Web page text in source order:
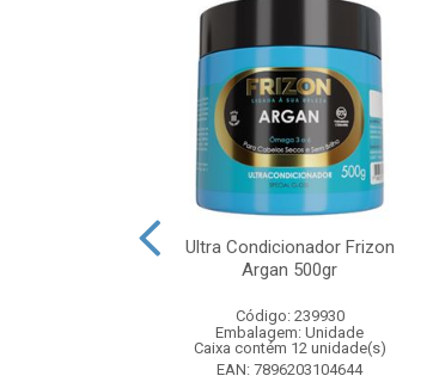
Ultra Condicionador Frizon
Argan 500gr
Código: 239930
Embalagem: Unidade
Caixa contém 12 unidade(s)
EAN: 7896203104644